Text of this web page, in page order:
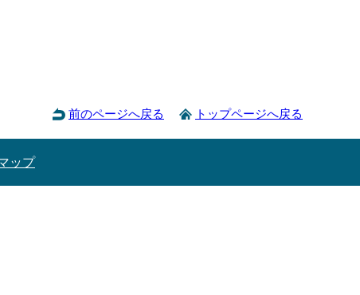
前のページへ戻る トップページへ戻る
ップ